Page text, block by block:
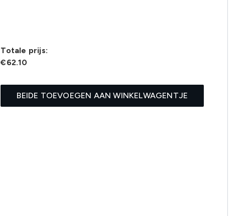
Totale prijs:
€62.10
BEIDE TOEVOEGEN AAN WINKELWAGENTJE